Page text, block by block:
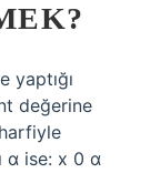
yaptığı
değerine
α ise: x 0 α